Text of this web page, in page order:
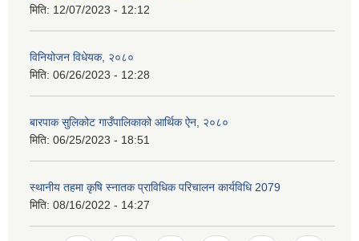
मिति: 12/07/2023 - 12:12
विनियोजन विधेयक, २०८०
मिति: 06/26/2023 - 12:28
बारपाक सुलिकोट गाउँपालिकाको आर्थिक ऐन, २०८०
मिति: 06/25/2023 - 18:51
स्थानीय तहमा कृषि स्नातक प्राविधिक परिचालन कार्यविधि 2079
मिति: 08/16/2022 - 14:27